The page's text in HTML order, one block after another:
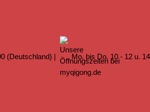
(Deutschland) | Mo. bis Do. 10 - 12 u.